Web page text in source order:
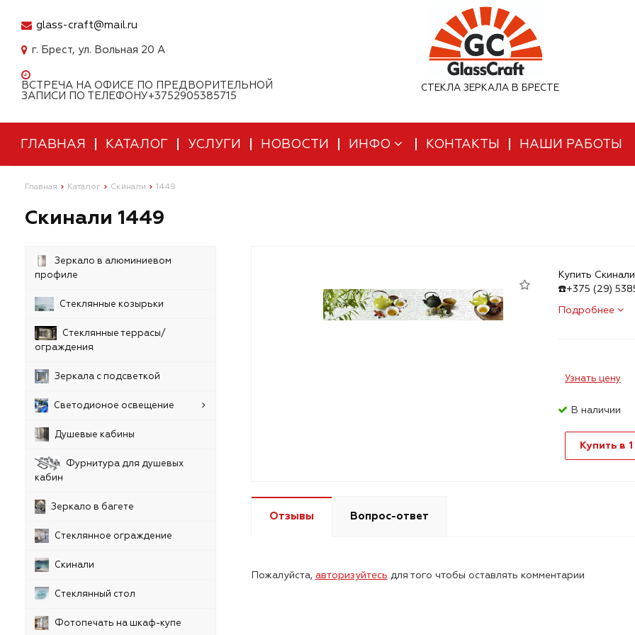
glass-craft@mail.ru
г. Брест, ул. Вольная 20 А
ВСТРЕЧА НА ОФИСЕ ПО ПРЕДВОРИТЕЛЬНОЙ
ЗАПИСИ ПО ТЕЛЕФОНУ+3752905385715
СТЕКЛА ЗЕРКАЛА В БРЕСТЕ
ГЛАВНАЯ КАТАЛОГ УСЛУГИ НОВОСТИ ИНФО КОНТАКТЫ НАШИ РАБОТЫ
Главная Каталог Скинали 1449
Скинали 1449
Зеркало в алюминиевом
профиле
Стеклянные козырьки
Стеклянные террасы/
ограждения
Зеркала с подсветкой
Светодионое освещение
Душевые кабины
Фурнитура для душевых
кабин
Зеркало в багете
Стеклянное ограждение
Скинали
Стеклянный стол
Фотопечать на шкаф-купе
Купить
☎️+375 (29)
Подробнее
Узнать цену
В наличии
Купить в
Отзывы Вопрос-ответ
Пожалуйста, авторизуйтесь для того чтобы оставлять комментарии